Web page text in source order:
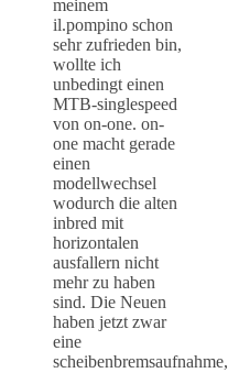
meinem
il.pompino schon
sehr zufrieden bin,
wollte ich
unbedingt einen
MTB-singlespeed
von on-one. on-
one macht gerade
einen
modellwechsel
wodurch die alten
inbred mit
horizontalen
ausfallern nicht
mehr zu haben
sind. Die Neuen
haben jetzt zwar
eine
scheibenbremsaufnahme,